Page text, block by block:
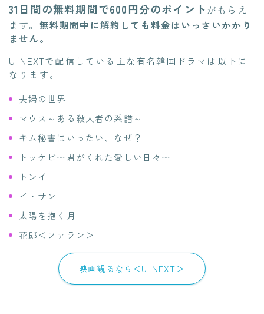
31日間の無料期間で600円分のポイント がもらえ
ます。 無料期間中に解約しても料金はいっさいかかり
ません。
U-NEXTで配信している主な有名韓国ドラマは以下に
なります。
夫婦の世界
マウス～ある殺人者の系譜～
キム秘書はいったい、なぜ？
トッケビ〜君がくれた愛しい日々〜
トンイ
イ・サン
太陽を抱く月
花郎＜ファラン＞
映画観るなら＜U-NEXT＞